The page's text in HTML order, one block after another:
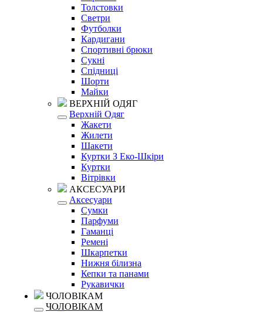
Толстовки
Светри
Футболки
Кардигани
Спортивні брюки
Сукні
Спідниці
Шорти
Майки
ВЕРХНІЙ ОДЯГ
Верхній Одяг
Жакети
Жилети
Шакети
Куртки З Еко-Шкіри
Куртки
Вітрівки
АКСЕСУАРИ
Аксесуари
Сумки
Парфуми
Гаманці
Ремені
Шкарпетки
Нижня білизна
Кепки та панами
Рукавички
ЧОЛОВІКАМ
ЧОЛОВІКАМ